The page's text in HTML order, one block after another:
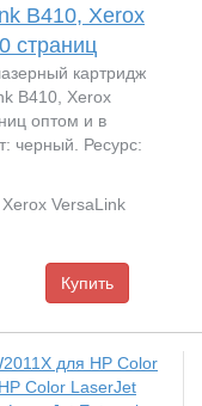
B410, Xerox
страниц
картридж
B410, Xerox
оптом и в
черный. Ресурс:
VersaLink